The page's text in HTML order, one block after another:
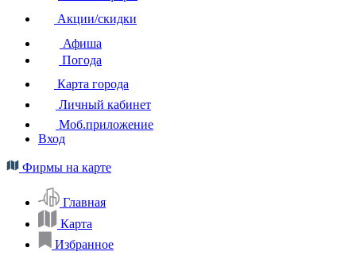
Акции/скидки
Афиша
Погода
Карта города
Личный кабинет
Моб.приложение
Вход
Фирмы на карте
Главная
Карта
Избранное